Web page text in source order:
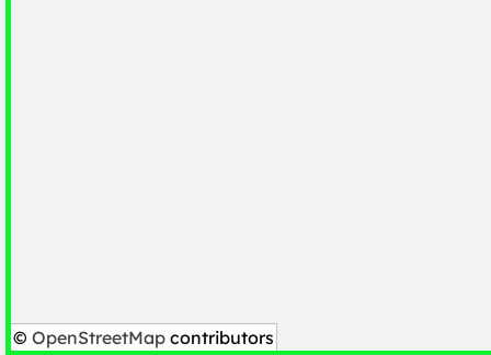
© OpenStreetMap contributors